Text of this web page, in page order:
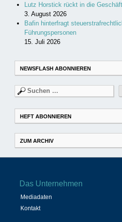
Lutz Horstick rückt in die
3. August 2026
Bafin hinterfragt
Führungspersonen
15. Juli 2026
NEWSFLASH ABONNIEREN
Suchen
nach:
HEFT ABONNIEREN
ZUM ARCHIV
Das Unternehmen
Mediadaten
Kontakt